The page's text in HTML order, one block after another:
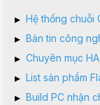
▸ Hệ thống chuỗi
▸ Bản tin công
▸ Chuyên mục
▸ List sản phẩm
▸ Build PC nhận